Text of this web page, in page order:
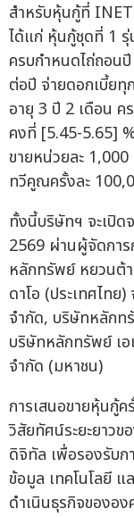
สำหรับหุ้นกู้ที่
ได้แก่ หุ้นกู้ชุดที่ 1
ครบกำหนดไถ่ถอน
ต่อปี จ่ายดอกเบี้ย
อายุ 3 ปี 2 เดือน ค
คงที่ [5.45-5.65]
ขายหน่วยละ
ทวีคูณครั้งละ
ทั้งนี้บริษัทฯ จะเปิด
2569 ผ่านผู้จัดกา
หลักทรัพย์ หยวนต้
ดาโอ (ประเทศไท
จำกัด, บริษัทหลักท
บริษัทหลักทรัพย์ เ
จำกัด (มหาชน)
การเสนอขายหุ้นกู้
วิสัยทัศน์ระยะยาว
ดิจิทัล เพื่อรองรับก
ข้อมูล เทคโนโลยี
ดำเนินธุรกิจของอ